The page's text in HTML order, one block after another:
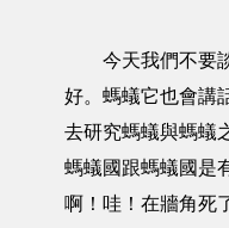
今天我們不要談
好。螞蟻它也會講
去研究螞蟻與螞蟻
螞蟻國跟螞蟻國是
啊！哇！在牆角死